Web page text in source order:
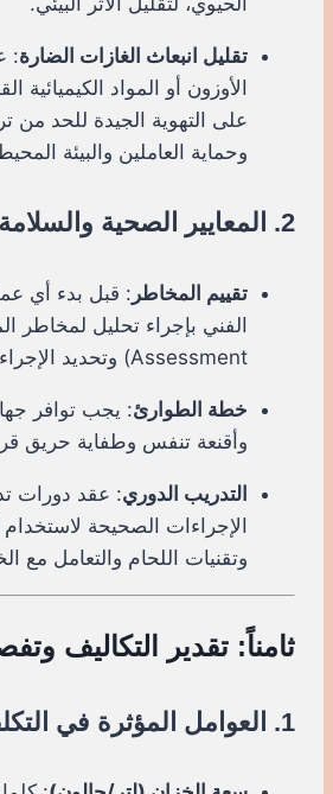
تقليل انبعاث الغازات الضارة:
الأوزون أو المواد
على التهوية الجيدة للحد من
وحماية العاملين والبيئة
2. المعايير الصحية والسلامة المهنية
تقييم المخاطر : قبل بدء أي
Assessment) وتحديد الإجراءات الوقائية.
خطة الطوارئ: يجب توافر
وأقنعة تنفس وطفاية حريق
التدريب الدوري: عقد دورات
الإجراءات الصحيحة لاستخدام
وتقنيات اللحام والتعامل مع
ثامناً: تقدير التكاليف
1. العوامل المؤثرة في التكلفة